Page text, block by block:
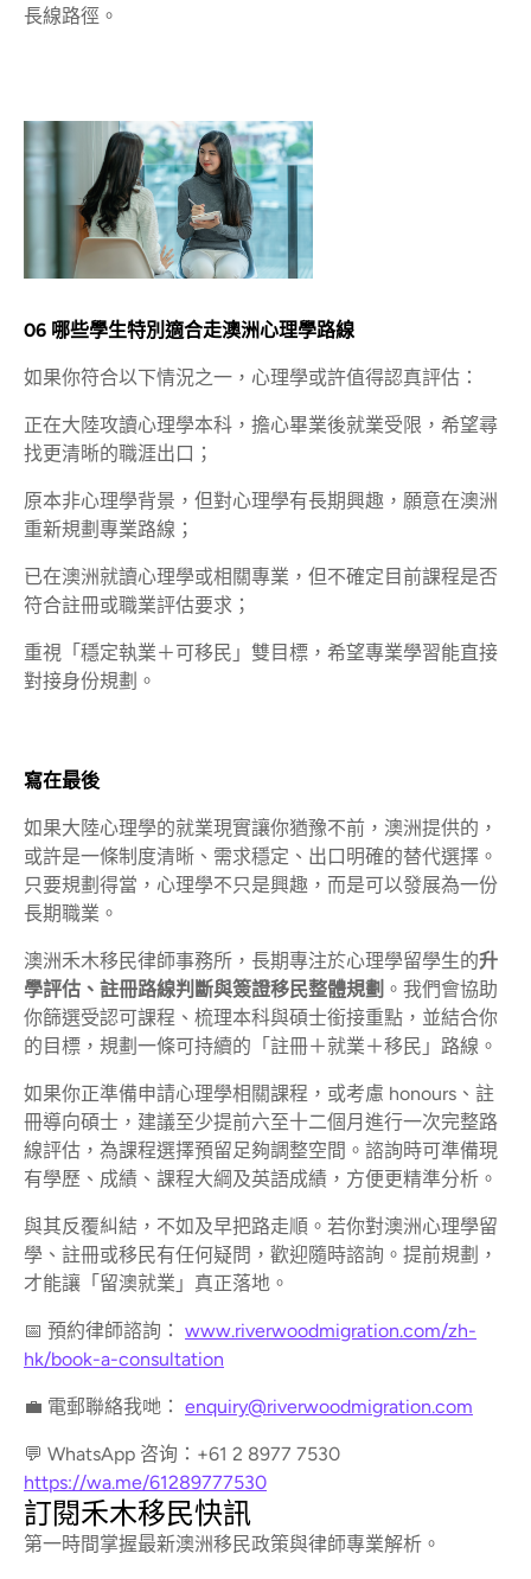
訂閱禾木移民快訊
第一時間掌握最新澳洲移民政策與律師專業解析。
長線路徑。
06 哪些學生特別適合走澳洲心理學路線
如果你符合以下情況之一，心理學或許值得認真評估：
正在大陸攻讀心理學本科，擔心畢業後就業受限，希望尋
找更清晰的職涯出口；
原本非心理學背景，但對心理學有長期興趣，願意在澳洲
重新規劃專業路線；
已在澳洲就讀心理學或相關專業，但不確定目前課程是否
符合註冊或職業評估要求；
重視「穩定執業＋可移民」雙目標，希望專業學習能直接
對接身份規劃。
寫在最後
如果大陸心理學的就業現實讓你猶豫不前，澳洲提供的，
或許是一條制度清晰、需求穩定、出口明確的替代選擇。
只要規劃得當，心理學不只是興趣，而是可以發展為一份
長期職業。
澳洲禾木移民律師事務所，長期專注於心理學留學生的升
學評估、註冊路線判斷與簽證移民整體規劃 。我們會協助
你篩選受認可課程、梳理本科與碩士銜接重點，並結合你
的目標，規劃一條可持續的「註冊＋就業＋移民」路線。
如果你正準備申請心理學相關課程，或考慮 honours、註
冊導向碩士，建議至少提前六至十二個月進行一次完整路
線評估，為課程選擇預留足夠調整空間。諮詢時可準備現
有學歷、成績、課程大綱及英語成績，方便更精準分析。
與其反覆糾結，不如及早把路走順。若你對澳洲心理學留
學、註冊或移民有任何疑問，歡迎隨時諮詢。提前規劃，
才能讓「留澳就業」真正落地。
📅 預約律師諮詢： www.riverwoodmigration.com/zh-
hk/book-a-consultation
💼 電郵聯絡我哋： enquiry@riverwoodmigration.com
💬 WhatsApp 咨询：+61 2 8977 7530
https://wa.me/61289777530